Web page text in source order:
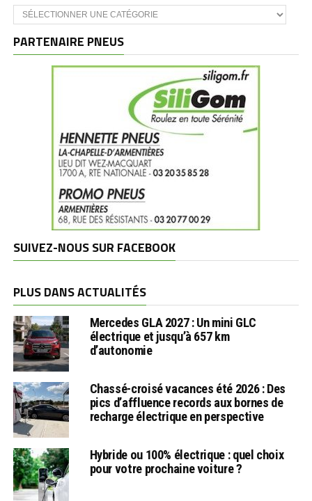
Catégories
et
PARTENAIRE PNEUS
SUIVEZ-NOUS SUR FACEBOOK
PLUS DANS ACTUALITÉS
Mercedes GLA 2027 : Un mini GLC
électrique et jusqu’à 657 km
d’autonomie
Chassé-croisé vacances été 2026 : Des
pics d’affluence records aux bornes de
recharge électrique en perspective
Hybride ou 100% électrique : quel choix
pour votre prochaine voiture ?